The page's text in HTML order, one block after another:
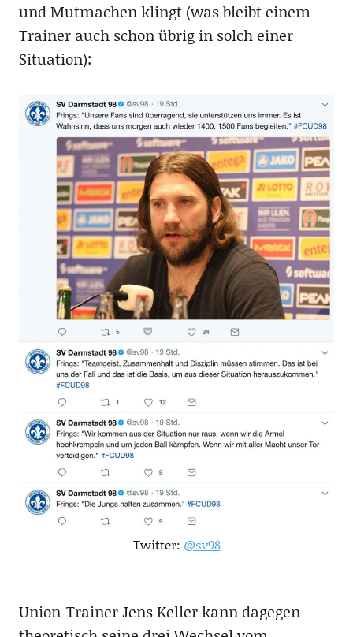
und Mutmachen klingt (was bleibt einem
Trainer auch schon übrig in solch einer
Situation):
Twitter: @sv98
Union-Trainer Jens Keller kann dagegen